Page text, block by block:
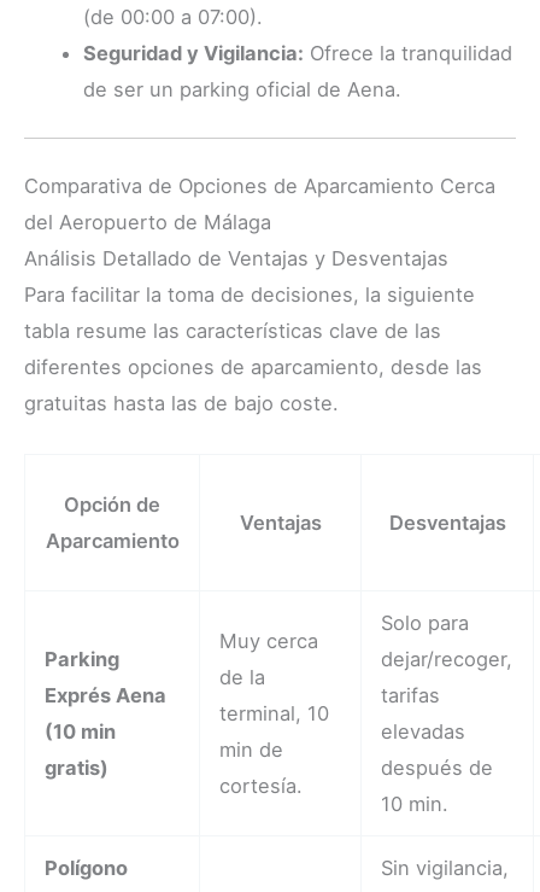
(de 00:00 a 07:00).
Seguridad y Vigilancia: Ofrece la tranquilidad
de ser un parking oficial de Aena.
Comparativa de Opciones de Aparcamiento Cerca
del Aeropuerto de Málaga
Análisis Detallado de Ventajas y Desventajas
Para facilitar la toma de decisiones, la siguiente
tabla resume las características clave de las
diferentes opciones de aparcamiento, desde las
gratuitas hasta las de bajo coste.
Opción de
Aparcamiento
Ventajas Desventajas
Parking
Exprés Aena
(10 min
gratis)
Muy cerca
de la
terminal, 10
min de
cortesía.
Solo para
dejar/recoger,
tarifas
elevadas
después de
10 min.
Polígono
Sin vigilancia,